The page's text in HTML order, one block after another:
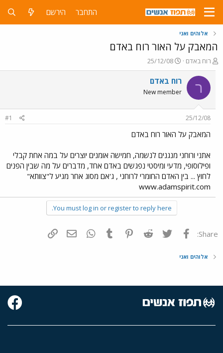
התחבר הירשם
אלוהים ואני
המאבק על האור רוח באדם
פ
ו
ת
ח
ה
ש
א
רוח באדם
פ
ו
ר
ס
ם
ר
25/12/08
ר רוח באדם
New member
25/12/08
#1
המאבק על האור רוח באדם
אתני ורוחני מנגנים לנשמה, חמישה אומנים יוצרים על במה אחת קבלי
ופילוסופי, מדעי ומיסטי נפגשים באדם אחד, מדברים על מה שבין הפנים
לחוץ ... בין האדם החומרי לרוחני , ג'אם מסוג אחר מגיע ל"צוותא"
www.adamspirit.com
You must log in or register to reply here.
Share: פייסבוק Twitter
Reddit
Pinterest
Tumblr
WhatsAppדואר אלקטרוני
אלוהים ואני